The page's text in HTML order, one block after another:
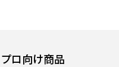
プロ向け商品